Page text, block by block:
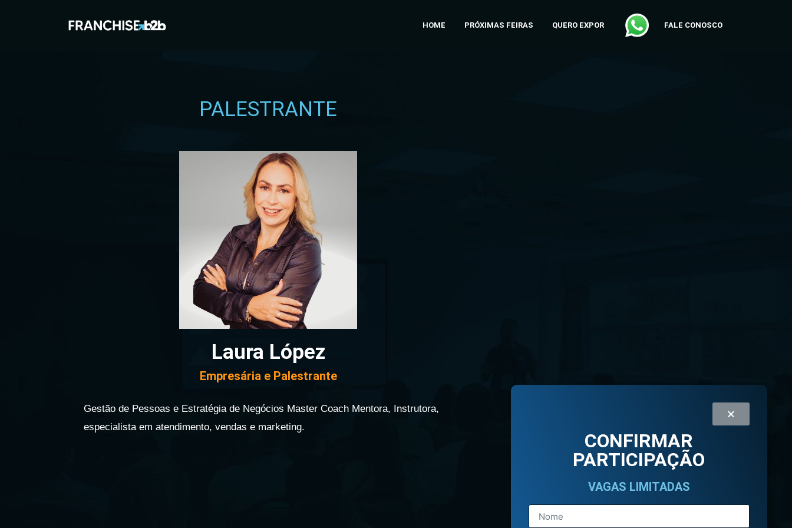
HOME PRÓXIMAS FEIRAS QUERO EXPOR FALE CONOSCO
PALESTRANTE
Laura López
Empresária e Palestrante
Gestão de Pessoas e Estratégia de Negócios Master Coach Mentora, Instrutora,
especialista em atendimento, vendas e marketing.
CONFIRMAR
PARTICIPAÇÃO
VAGAS LIMITADAS